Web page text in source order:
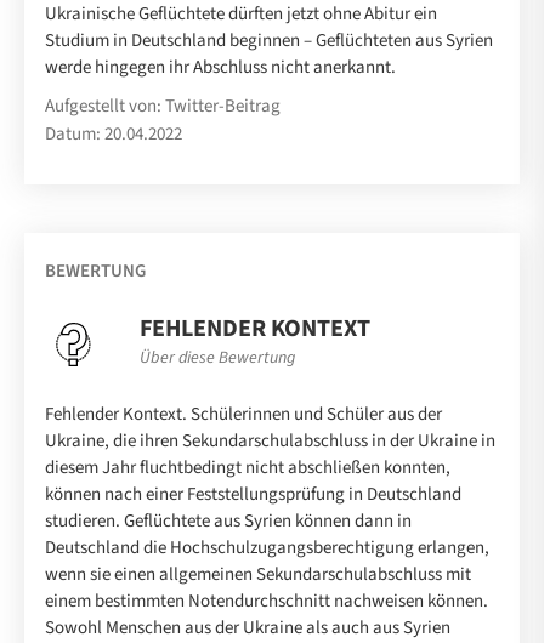
Ukrainische Geflüchtete dürften jetzt ohne Abitur ein
Studium in Deutschland beginnen – Geflüchteten aus Syrien
werde hingegen ihr Abschluss nicht anerkannt.
Aufgestellt von: Twitter-Beitrag
Datum: 20.04.2022
BEWERTUNG
FEHLENDER KONTEXT
Über diese Bewertung
Fehlender Kontext. Schülerinnen und Schüler aus der
Ukraine, die ihren Sekundarschulabschluss in der Ukraine in
diesem Jahr fluchtbedingt nicht abschließen konnten,
können nach einer Feststellungsprüfung in Deutschland
studieren. Geflüchtete aus Syrien können dann in
Deutschland die Hochschulzugangsberechtigung erlangen,
wenn sie einen allgemeinen Sekundarschulabschluss mit
einem bestimmten Notendurchschnitt nachweisen können.
Sowohl Menschen aus der Ukraine als auch aus Syrien